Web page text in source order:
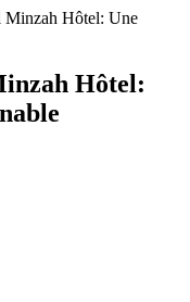
Minzah Hôtel: Une
Hôtel: